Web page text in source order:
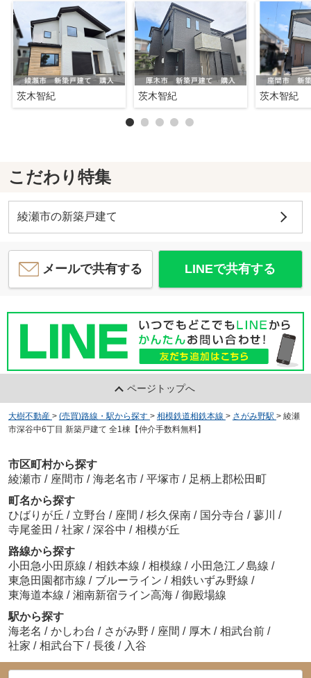
茨木智紀 茨木智紀 茨木智紀
こだわり特集
綾瀬市の新築戸建て
メールで共有する LINEで共有する
ページトップへ
大樹不動産 > (売買)路線・駅から探す > 相模鉄道相鉄本線 > さがみ野駅 > 綾瀬
市深谷中6丁目 新築戸建て 全1棟【仲介手数料無料】
市区町村から探す
綾瀬市 / 座間市 / 海老名市 / 平塚市 / 足柄上郡松田町
町名から探す
ひばりが丘 / 立野台 / 座間 / 杉久保南 / 国分寺台 / 蓼川 /
寺尾釜田 / 社家 / 深谷中 / 相模が丘
路線から探す
小田急小田原線 / 相鉄本線 / 相模線 / 小田急江ノ島線 /
東急田園都市線 / ブルーライン / 相鉄いずみ野線 /
東海道本線 / 湘南新宿ライン高海 / 御殿場線
駅から探す
海老名 / かしわ台 / さがみ野 / 座間 / 厚木 / 相武台前 /
社家 / 相武台下 / 長後 / 入谷